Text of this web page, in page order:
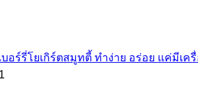
อร์รี่โยเกิร์ตสมูทตี้ ทำง่าย อร่อย แค่มีเค